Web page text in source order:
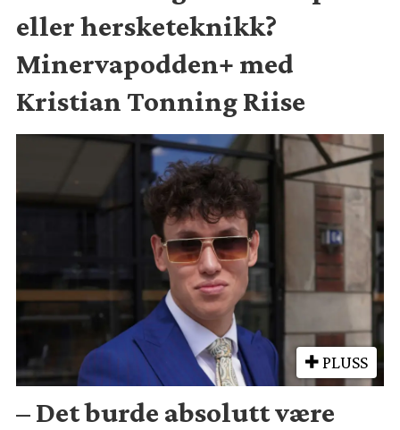
eller hersketeknikk?
Minervapodden+ med
Kristian Tonning Riise
PLUSS
– Det burde absolutt være